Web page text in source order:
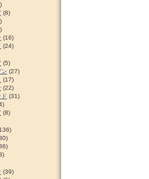
(8)
(16)
(24)
(5)
(27)
(17)
(22)
(31)
(8)
(39)